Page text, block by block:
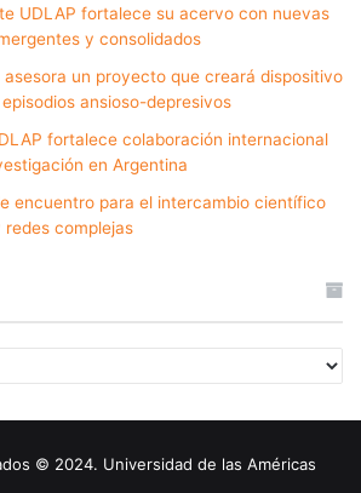
UDLAP fortalece su acervo con nuevas
y consolidados
asesora un proyecto que creará dispositivo
ansioso-depresivos
fortalece colaboración internacional
en Argentina
encuentro para el intercambio científico
complejas
© 2024. Universidad de las Américas